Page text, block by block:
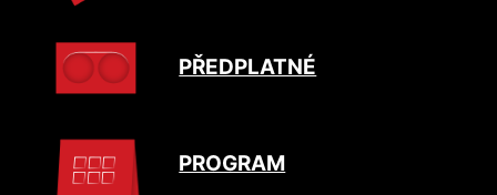
PŘEDPLATNÉ
PROGRAM